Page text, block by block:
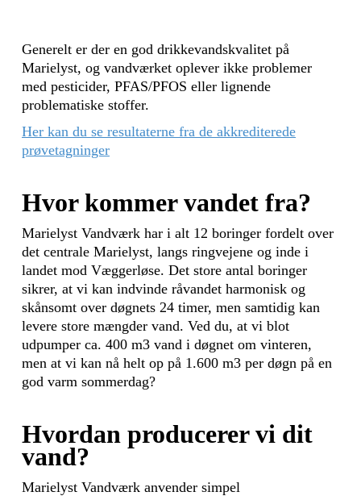
Generelt er der en god drikkevandskvalitet på
Marielyst, og vandværket oplever ikke problemer
med pesticider, PFAS/PFOS eller lignende
problematiske stoffer.
Her kan du se resultaterne fra de akkrediterede
prøvetagninger
Hvor kommer vandet fra?
Marielyst Vandværk har i alt 12 boringer fordelt over
det centrale Marielyst, langs ringvejene og inde i
landet mod Væggerløse. Det store antal boringer
sikrer, at vi kan indvinde råvandet harmonisk og
skånsomt over døgnets 24 timer, men samtidig kan
levere store mængder vand. Ved du, at vi blot
udpumper ca. 400 m3 vand i døgnet om vinteren,
men at vi kan nå helt op på 1.600 m3 per døgn på en
god varm sommerdag?
Hvordan producerer vi dit
vand?
Marielyst Vandværk anvender simpel